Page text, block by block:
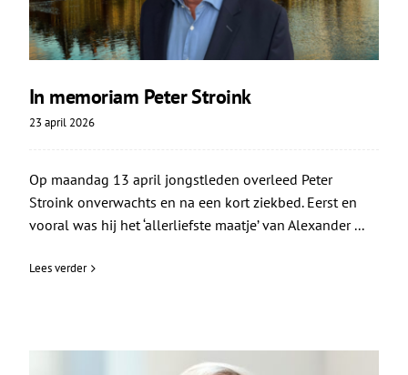
In memoriam Peter Stroink
23 april 2026
Op maandag 13 april jongstleden overleed Peter
Stroink onverwachts en na een kort ziekbed. Eerst en
vooral was hij het ‘allerliefste maatje’ van Alexander ...
Lees verder